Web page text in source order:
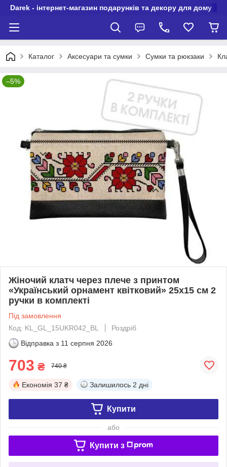
Darek - інтернет-магазин подарунків та декору для дому
Каталог Аксесуари та сумки Сумки та рюкзаки
–5%
Жіночий клатч через плече з принтом
«Український орнамент квітковий» 25х15 см 2
ручки в комплекті
Під замовлення
Код: KL_GL_15UKR042_BL
Роздріб
Відправка з 11 серпня 2026
703 ₴ 740 ₴
Економія 37 ₴ Залишилось 2 дні
Купити
або
Купити з